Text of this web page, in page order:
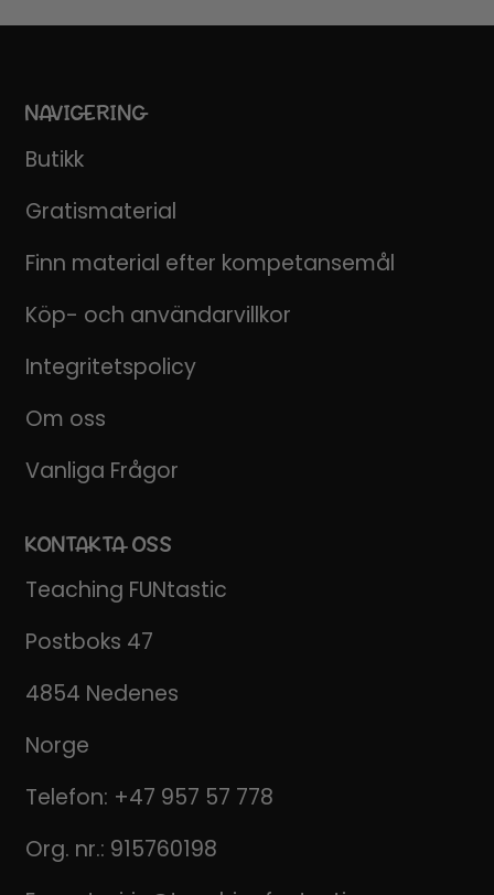
NAVIGERING
Butikk
Gratismaterial
Finn material efter kompetansemål
Köp- och användarvillkor
Integritetspolicy
Om oss
Vanliga Frågor
KONTAKTA OSS
Teaching FUNtastic
Postboks 47
4854 Nedenes
Norge
Telefon: +47 957 57 778
Org. nr.: 915760198